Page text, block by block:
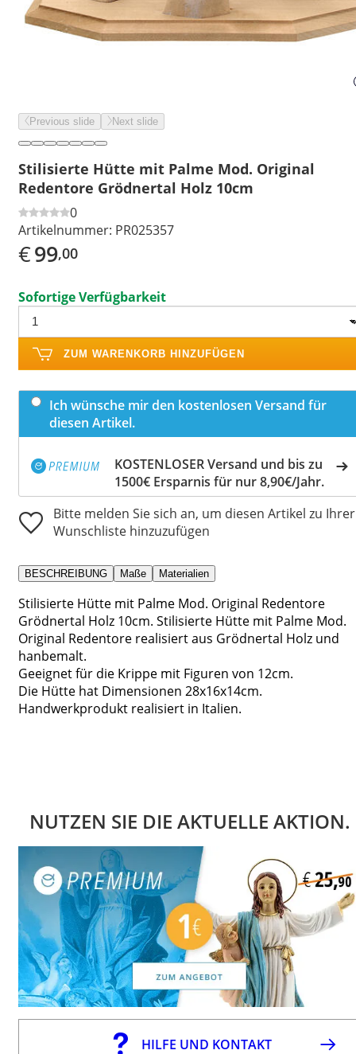
Previous slide Next slide
Stilisierte Hütte mit Palme Mod. Original
Redentore Grödnertal Holz 10cm
0
Artikelnummer: PR025357
€99,00
Sofortige Verfügbarkeit
ZUM WARENKORB HINZUFÜGEN
Ich wünsche mir den kostenlosen Versand für
diesen Artikel.
KOSTENLOSER Versand und bis zu
1500€ Ersparnis für nur 8,90€/Jahr.
Bitte melden Sie sich an, um diesen Artikel zu Ihrer
Wunschliste hinzuzufügen
BESCHREIBUNG Maße Materialien
Stilisierte Hütte mit Palme Mod. Original Redentore
Grödnertal Holz 10cm. Stilisierte Hütte mit Palme Mod.
Original Redentore realisiert aus Grödnertal Holz und
hanbemalt.
Geeignet für die Krippe mit Figuren von 12cm.
Die Hütte hat Dimensionen 28x16x14cm.
Handwerkprodukt realisiert in Italien.
NUTZEN SIE DIE AKTUELLE AKTION.
HILFE UND KONTAKT